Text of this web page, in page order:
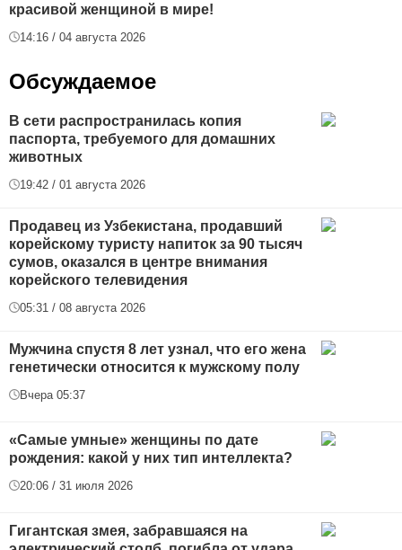
красивой женщиной в мире!
14:16 / 04 августа 2026
Обсуждаемое
В сети распространилась копия
паспорта, требуемого для домашних
животных
19:42 / 01 августа 2026
Продавец из Узбекистана, продавший
корейскому туристу напиток за 90 тысяч
сумов, оказался в центре внимания
корейского телевидения
05:31 / 08 августа 2026
Мужчина спустя 8 лет узнал, что его жена
генетически относится к мужскому полу
Вчера 05:37
«Самые умные» женщины по дате
рождения: какой у них тип интеллекта?
20:06 / 31 июля 2026
Гигантская змея, забравшаяся на